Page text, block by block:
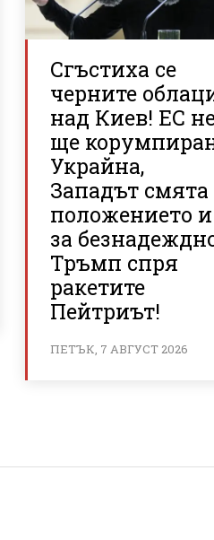
Сгъстиха се
черните
над Киев! ЕС
ще
Украйна,
Западът смята
положението и
за
Тръмп спря
ракетите
Пейтриът!
ПЕТЪК, 7 АВГУСТ 2026